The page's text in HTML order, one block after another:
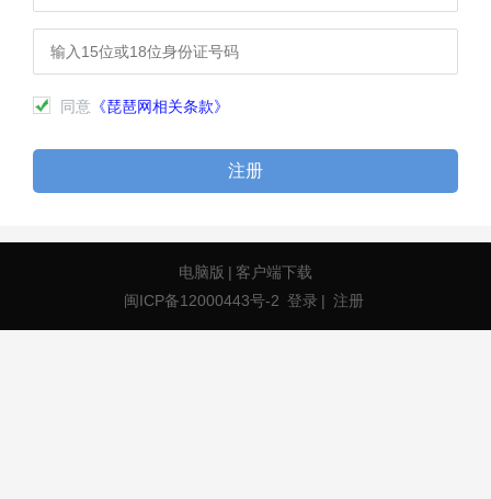
同意 《琵琶网相关条款》
注册
电脑版 | 客户端下载
闽ICP备12000443号-2 登录 | 注册